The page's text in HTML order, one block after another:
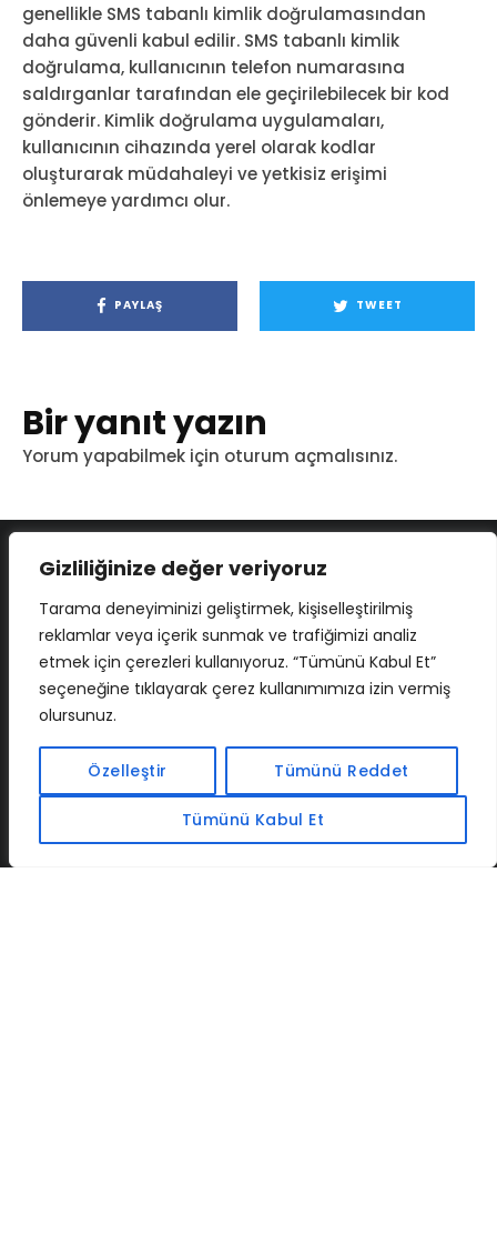
Gizliliğinize değer veriyoruz
Tarama deneyiminizi geliştirmek, kişiselleştirilmiş
reklamlar veya içerik sunmak ve trafiğimizi analiz
etmek için çerezleri kullanıyoruz. “Tümünü Kabul Et”
seçeneğine tıklayarak çerez kullanımımıza izin vermiş
olursunuz.
Özelleştir Tümünü Reddet
Tümünü Kabul Et
genellikle SMS tabanlı kimlik doğrulamasından
daha güvenli kabul edilir. SMS tabanlı kimlik
doğrulama, kullanıcının telefon numarasına
saldırganlar tarafından ele geçirilebilecek bir kod
gönderir. Kimlik doğrulama uygulamaları,
kullanıcının cihazında yerel olarak kodlar
oluşturarak müdahaleyi ve yetkisiz erişimi
önlemeye yardımcı olur.
PAYLAŞ TWEET
Bir yanıt yazın
Yorum yapabilmek için oturum açmalısınız.
İLETIŞIM BAF CADSOFTUSA MAXIMUMPCGUIDES